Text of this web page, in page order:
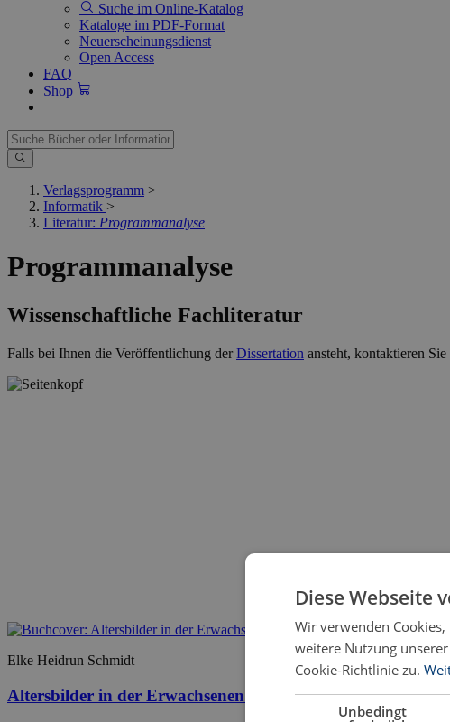
Suche im Online-Katalog
Kataloge im PDF-Format
Neuerscheinungsdienst
Open Access
FAQ
Shop
Verlagsprogramm >
Informatik >
Literatur: Programmanalyse
Programmanalyse
Wissenschaftliche Fachliteratur
Falls bei Ihnen die Veröffentlichung derDissertation ansteht, kontaktieren Sie
Elke Heidrun Schmidt
Altersbilder in der Erwachsenenbildung
Diese Webseite
Wir verwenden
weitere Nutzung
Cookie-Richtlinie zu.
Unbedingt